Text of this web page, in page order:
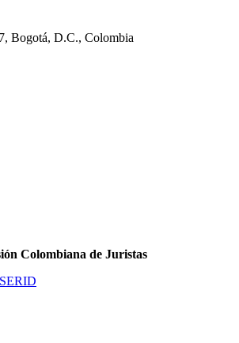
Bogotá, D.C., Colombia
Colombiana de Juristas
SERID